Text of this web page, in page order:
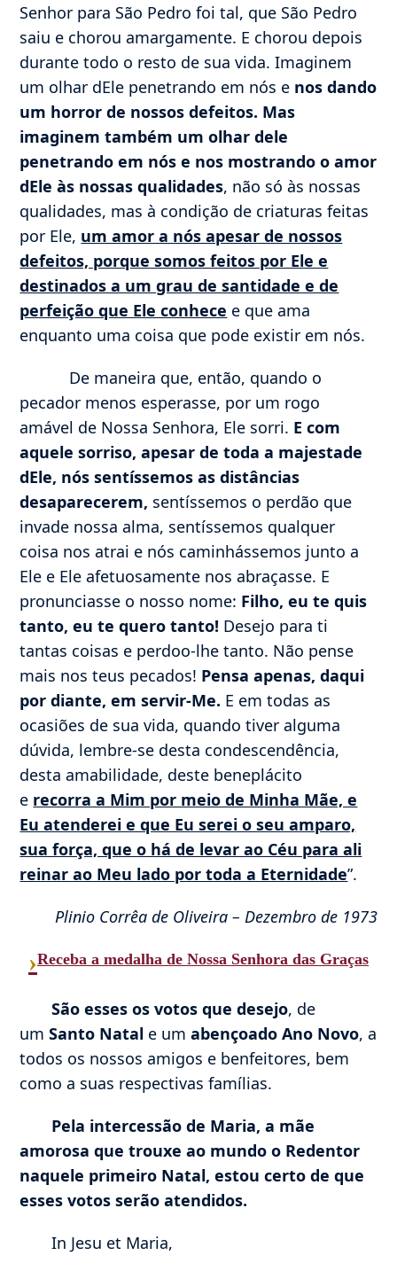
Senhor para São Pedro foi tal, que São Pedro
saiu e chorou amargamente. E chorou depois
durante todo o resto de sua vida. Imaginem
um olhar dEle penetrando em nós e nos dando
um horror de nossos defeitos. Mas
imaginem também um olhar dele
penetrando em nós e nos mostrando o amor
dEle às nossas qualidades, não só às nossas
qualidades, mas à condição de criaturas feitas
por Ele, um amor a nós apesar de nossos
defeitos, porque somos feitos por Ele e
destinados a um grau de santidade e de
perfeição que Ele conhece e que ama
enquanto uma coisa que pode existir em nós.
De maneira que, então, quando o
pecador menos esperasse, por um rogo
amável de Nossa Senhora, Ele sorri. E com
aquele sorriso, apesar de toda a majestade
dEle, nós sentíssemos as distâncias
desaparecerem, sentíssemos o perdão que
invade nossa alma, sentíssemos qualquer
coisa nos atrai e nós caminhássemos junto a
Ele e Ele afetuosamente nos abraçasse. E
pronunciasse o nosso nome: Filho, eu te quis
tanto, eu te quero tanto! Desejo para ti
tantas coisas e perdoo-lhe tanto. Não pense
mais nos teus pecados! Pensa apenas, daqui
por diante, em servir-Me. E em todas as
ocasiões de sua vida, quando tiver alguma
dúvida, lembre-se desta condescendência,
desta amabilidade, deste beneplácito
e recorra a Mim por meio de Minha Mãe, e
Eu atenderei e que Eu serei o seu amparo,
sua força, que o há de levar ao Céu para ali
reinar ao Meu lado por toda a Eternidade”.
Plinio Corrêa de Oliveira – Dezembro de 1973
›Receba a medalha de Nossa Senhora das Graças
São esses os votos que desejo, de
umSanto Natal e umabençoado Ano Novo, a
todos os nossos amigos e benfeitores, bem
como a suas respectivas famílias.
Pela intercessão de Maria, a mãe
amorosa que trouxe ao mundo o Redentor
naquele primeiro Natal, estou certo de que
esses votos serão atendidos.
In Jesu et Maria,